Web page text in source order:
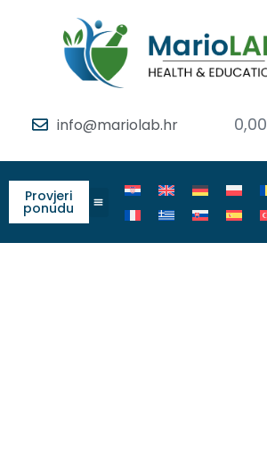
info@mariolab.hr 0,00
Provjeri
ponudu